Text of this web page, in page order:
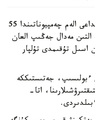
باكۋدە وتكەن جاسوسپىرىمدەر اراسىنداعى الەم چەمپيوناتىندا 55
مەدال جەڭىپ العان
اسىل تۇقىمدى تۇلپار
جەتىستىككە
اتا-